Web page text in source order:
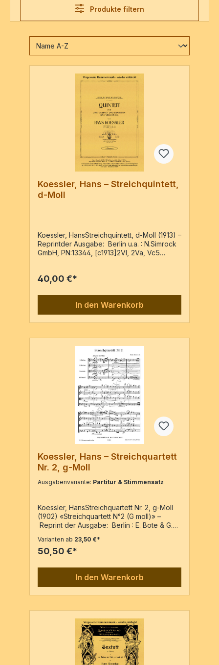
Produkte filtern
Koessler, Hans – Streichquintett,
d-Moll
Koessler, HansStreichquintett, d-Moll (1913) –
Reprintder Ausgabe: Berlin u.a. : N.Simrock
GmbH, PN:13344, [c1913]2Vl, 2Va, Vc5
40,00 €*
In den Warenkorb
Koessler, Hans – Streichquartett
Nr. 2, g-Moll
Ausgabenvariante: Partitur & Stimmensatz
Koessler, HansStreichquartett Nr. 2, g-Moll
(1902) «Streichquartett N°2 (G moll)» –
Reprint der Ausgabe: Berlin : E. Bote & G.
15435 (Sti), [c1902]2Vl, Va, VcPartitur & 4
Stimmen / 87 SeitenPartitur / 42 Seiten4
Varianten ab 23,50 €*
50,50 €*
In den Warenkorb